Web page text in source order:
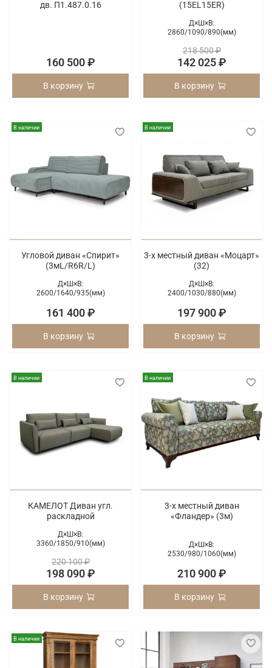
дв. П1.487.0.16
160 500 ₽
В корзину
(15EL15ER)
Д×Ш×В:
2860/1090/890(мм)
218 500 ₽
142 025 ₽
В корзину
В наличии
Угловой диван «Спирит»
(3мL/R6R/L)
Д×Ш×В:
2600/1640/935(мм)
161 400 ₽
В корзину
В наличии
3-х местный диван «Моцарт»
(32)
Д×Ш×В:
2400/1030/880(мм)
197 900 ₽
В корзину
В наличии
КАМЕЛОТ Диван угл.
раскладной
Д×Ш×В:
3360/1850/910(мм)
220 100 ₽
198 090 ₽
В корзину
В наличии
3-х местный диван
«Фландер» (3м)
Д×Ш×В:
2530/980/1060(мм)
210 900 ₽
В корзину
В наличии